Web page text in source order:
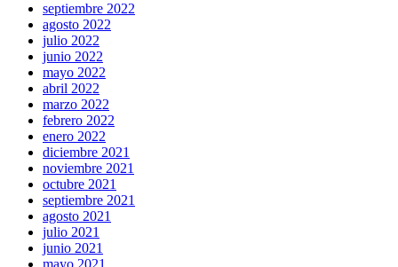
septiembre 2022
agosto 2022
julio 2022
junio 2022
mayo 2022
abril 2022
marzo 2022
febrero 2022
enero 2022
diciembre 2021
noviembre 2021
octubre 2021
septiembre 2021
agosto 2021
julio 2021
junio 2021
mayo 2021